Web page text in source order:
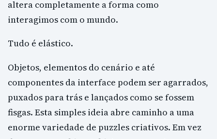
altera completamente a forma como
interagimos com o mundo.
Tudo é elástico.
Objetos, elementos do cenário e até
componentes da interface podem ser agarrados,
puxados para trás e lançados como se fossem
fisgas. Esta simples ideia abre caminho a uma
enorme variedade de puzzles criativos. Em vez